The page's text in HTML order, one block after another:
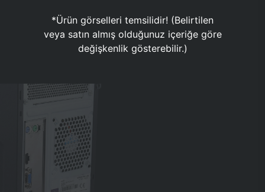
*Ürün görselleri temsilidir! (Belirtilen
veya satın almış olduğunuz içeriğe göre
değişkenlik gösterebilir.)